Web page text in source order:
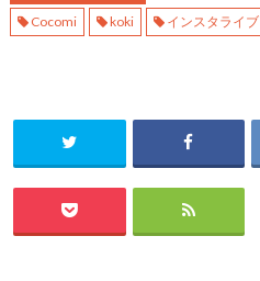
Cocomi
koki インスタライブ